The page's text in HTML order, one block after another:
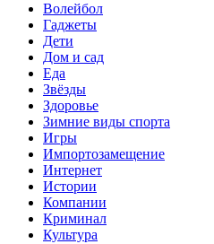
Волейбол
Гаджеты
Дети
Дом и сад
Еда
Звёзды
Здоровье
Зимние виды спорта
Игры
Импортозамещение
Интернет
Истории
Компании
Криминал
Культура